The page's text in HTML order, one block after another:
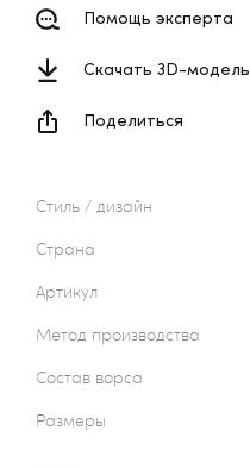
Стиль / дизайн
Страна
Артикул
Метод производства
Состав ворса
Размеры
Помощь эксперта
Скачать 3D-модель
Поделиться